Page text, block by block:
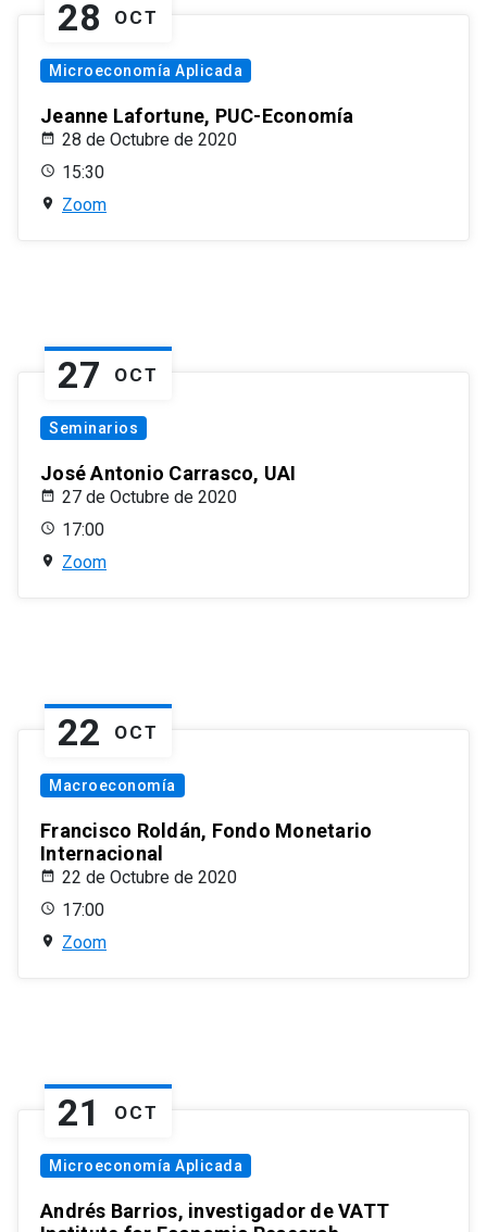
28 OCT
Microeconomía Aplicada
Jeanne Lafortune, PUC-Economía
28 de Octubre de 2020
15:30
Zoom
27 OCT
Seminarios
José Antonio Carrasco, UAI
27 de Octubre de 2020
17:00
Zoom
22 OCT
Macroeconomía
Francisco Roldán, Fondo Monetario
Internacional
22 de Octubre de 2020
17:00
Zoom
21 OCT
Microeconomía Aplicada
Andrés Barrios, investigador de VATT